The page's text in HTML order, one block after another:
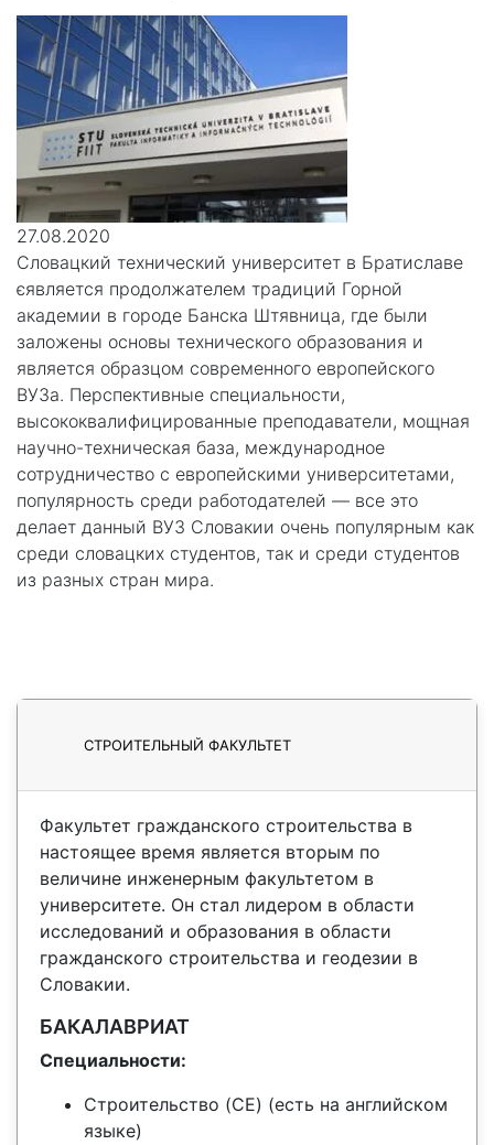
27.08.2020
Словацкий технический университет в Братиславе
єявляется продолжателем традиций Горной
академии в городе Банска Штявница, где были
заложены основы технического образования и
является образцом современного европейского
ВУЗа. Перспективные специальности,
высококвалифицированные преподаватели, мощная
научно-техническая база, международное
сотрудничество с европейскими университетами,
популярность среди работодателей — все это
делает данный ВУЗ Словакии очень популярным как
среди словацких студентов, так и среди студентов
из разных стран мира.
СТРОИТЕЛЬНЫЙ ФАКУЛЬТЕТ
Факультет гражданского строительства в
настоящее время является вторым по
величине инженерным факультетом в
университете. Он стал лидером в области
исследований и образования в области
гражданского строительства и геодезии в
Словакии.
БАКАЛАВРИАТ
Специальности:
Строительство (CE) (есть на английском
языке)